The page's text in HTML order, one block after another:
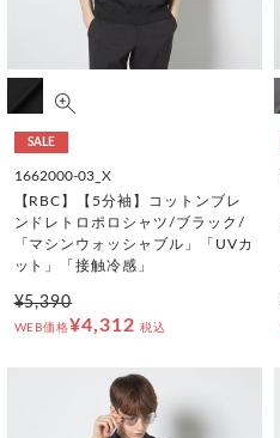
SALE
1662000-03_X
【RBC】【5分袖】コットンブレ
ンドレトロポロシャツ/ブラック/
「マシンウォッシャブル」「UVカ
ット」「接触冷感」
¥5,390
WEB価格¥4,312 税込